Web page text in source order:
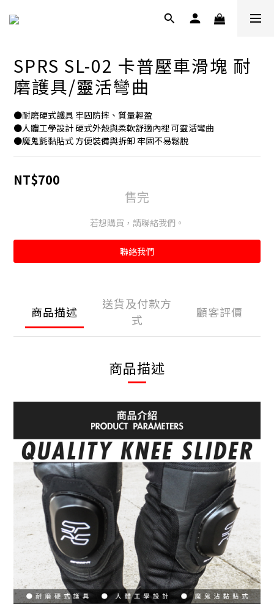
SPRS SL-02 卡普壓車滑塊 耐
磨護具/靈活彎曲
●耐磨硬式護具 牢固防摔、質量輕盈
●人體工學設計 硬式外殼與柔軟舒適內裡 可靈活彎曲
●魔鬼氈黏貼式 方便裝備與拆卸 牢固不易鬆脫
NT$700
售完
若想購買，請聯絡我們。
聯絡我們
商品描述
送貨及付款方
式
顧客評價
商品描述